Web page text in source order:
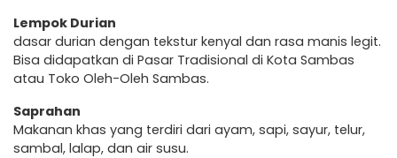
Lempok Durian
dasar durian dengan tekstur kenyal dan rasa manis legit.
Bisa didapatkan di Pasar Tradisional di Kota Sambas
atau Toko Oleh-Oleh Sambas.
Saprahan
Makanan khas yang terdiri dari ayam, sapi, sayur, telur,
sambal, lalap, dan air susu.